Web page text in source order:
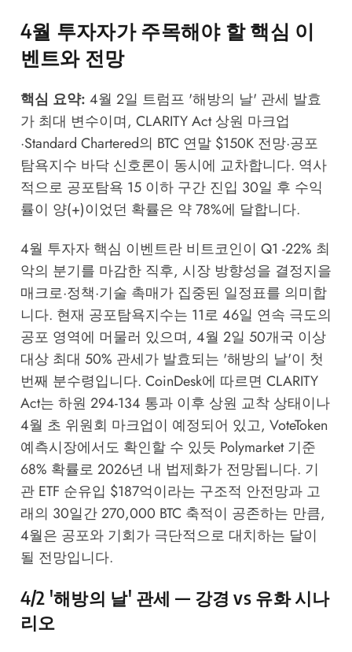
4월 투자자가 주목해야 할 핵심 이
벤트와 전망
핵심 요약: 4월 2일 트럼프 '해방의 날' 관세 발효
가 최대 변수이며, CLARITY Act 상원 마크업
·Standard Chartered의 BTC 연말 $150K 전망·공포
탐욕지수 바닥 신호론이 동시에 교차합니다. 역사
적으로 공포탐욕 15 이하 구간 진입 30일 후 수익
률이 양(+)이었던 확률은 약 78%에 달합니다.
4월 투자자 핵심 이벤트란 비트코인이 Q1 -22% 최
악의 분기를 마감한 직후, 시장 방향성을 결정지을
매크로·정책·기술 촉매가 집중된 일정표를 의미합
니다. 현재 공포탐욕지수는 11로 46일 연속 극도의
공포 영역에 머물러 있으며, 4월 2일 50개국 이상
대상 최대 50% 관세가 발효되는 '해방의 날'이 첫
번째 분수령입니다. CoinDesk에 따르면 CLARITY
Act는 하원 294-134 통과 이후 상원 교착 상태이나
4월 초 위원회 마크업이 예정되어 있고, VoteToken
예측시장에서도 확인할 수 있듯 Polymarket 기준
68% 확률로 2026년 내 법제화가 전망됩니다. 기
관 ETF 순유입 $187억이라는 구조적 안전망과 고
래의 30일간 270,000 BTC 축적이 공존하는 만큼,
4월은 공포와 기회가 극단적으로 대치하는 달이
될 전망입니다.
4/2 '해방의 날' 관세 — 강경 vs 유화 시나
리오